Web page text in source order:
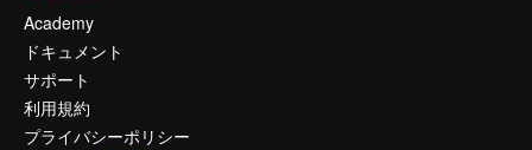
Academy
ドキュメント
サポート
利用規約
プライバシーポリシー